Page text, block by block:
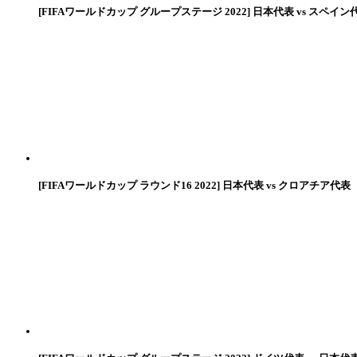
[FIFAワールドカップ グループステージ 2022] 日本代表 vs スペイン
[FIFAワールドカップ ラウンド16 2022] 日本代表 vs クロアチア代表